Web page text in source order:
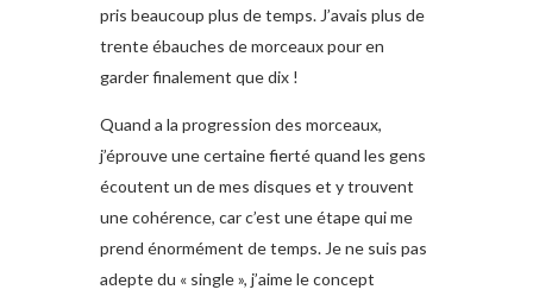
pris beaucoup plus de temps. J’avais plus de
trente ébauches de morceaux pour en
garder finalement que dix !
Quand a la progression des morceaux,
j’éprouve une certaine fierté quand les gens
écoutent un de mes disques et y trouvent
une cohérence, car c’est une étape qui me
prend énormément de temps. Je ne suis pas
adepte du « single », j’aime le concept